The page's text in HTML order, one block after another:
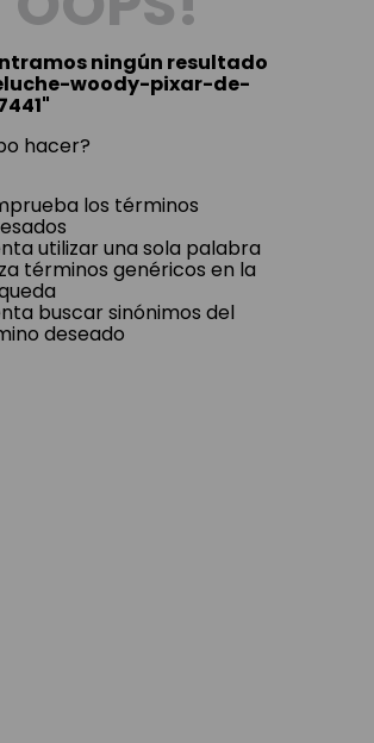
ningún resultado
woody-pixar-de-
"
hacer?
los términos
utilizar una sola palabra
términos genéricos en la
buscar sinónimos del
deseado